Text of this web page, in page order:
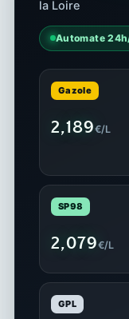
la Loire
Automate
Gazole
2,189€/L
SP98
2,079€/L
GPL